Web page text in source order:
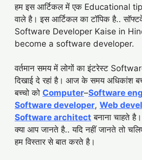
हम इस आर्टिकल में एक Educational
वाले है। इस आर्टिकल का टॉपिक है..
Software Developer Kaise in
become a software developer.
वर्तमान समय में लोगों का इंटरेस्ट
दिखाई दे रहां है। आज के समय अधिकांश
बच्चो को Computer–Software
Software developer, Web
Software architect बनाना चाहते
क्या आप जानते है.. यदि नहीं जानते तो
हम विस्तार से बात करते है।